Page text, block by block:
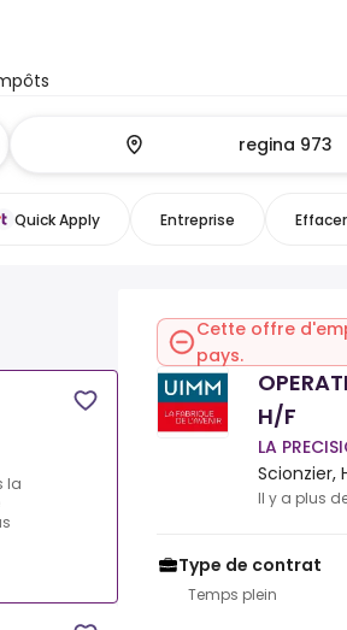
Quick Apply Entreprise
la
Cette offre
pays.
H/F
LA
Scionzier,
Il y a plus
Type de contrat
Temps plein